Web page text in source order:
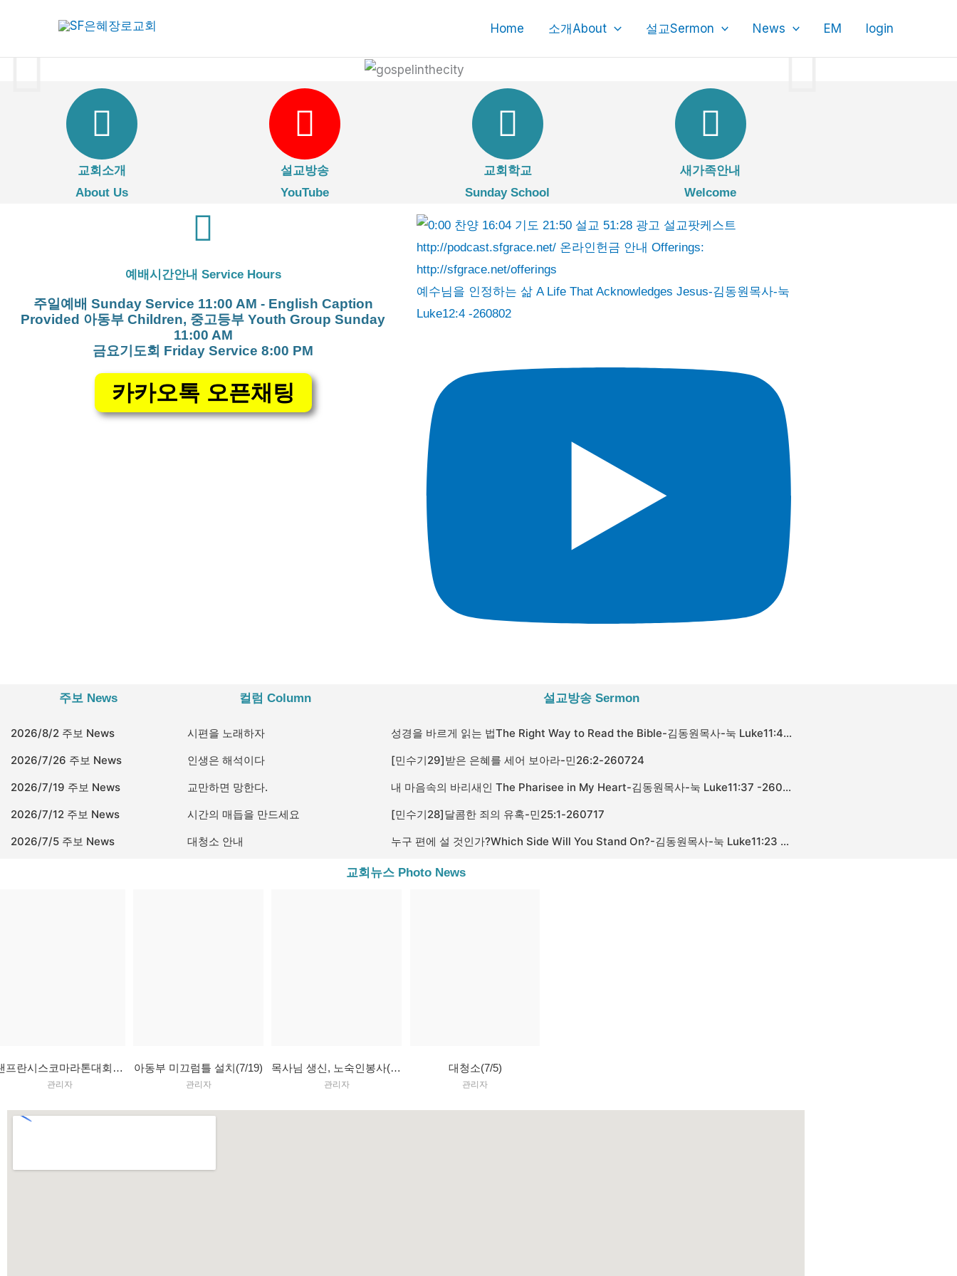
츠
Home 소개About 설교Sermon News EM login
교회소개
About Us
설교방송
YouTube
교회학교
Sunday School
새가족안내
Welcome
예배시간안내 Service Hours
주일예배 Sunday Service 11:00 AM - English Caption
Provided 아동부 Children, 중고등부 Youth Group Sunday
11:00 AM
금요기도회 Friday Service 8:00 PM
카카오톡 오픈채팅
예수님을 인정하는 삶 A Life That Acknowledges Jesus-김동원목사-눅
Luke12:4 -260802
주보 News
2026/8/2 주보 News
2026/7/26 주보 News
2026/7/19 주보 News
2026/7/12 주보 News
2026/7/5 주보 News
컬럼 Column
시편을 노래하자
인생은 해석이다
교만하면 망한다.
시간의 매듭을 만드세요
대청소 안내
설교방송 Sermon​
성경을 바르게 읽는 법The Right Way to Read the Bible-김동원목사-눅 Luke11:45 -260726
[민수기29]받은 은혜를 세어 보아라-민26:2-260724
내 마음속의 바리새인 The Pharisee in My Heart-김동원목사-눅 Luke11:37 -260719
[민수기28]달콤한 죄의 유혹-민25:1-260717
누구 편에 설 것인가?Which Side Will You Stand On?-김동원목사-눅 Luke11:23 -260712
교회뉴스 Photo News
샌프란시스코마라톤대회, 용하 2돌잔치(7/26)
관리자
아동부 미끄럼틀 설치(7/19)
관리자
목사님 생신, 노숙인봉사(7/12)
관리자
대청소(7/5)
관리자